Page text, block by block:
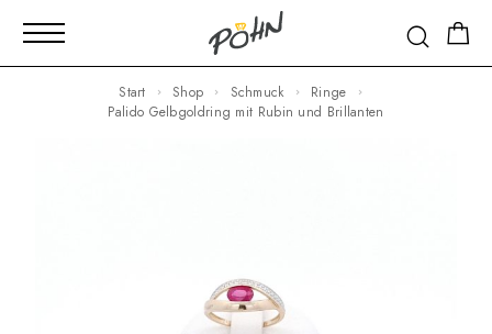
Start Shop Schmuck
Ringe
Palido Gelbgoldring mit Rubin und Brillanten